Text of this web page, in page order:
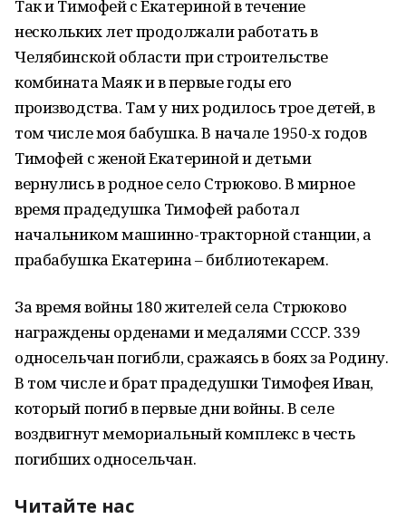
Так и Тимофей с Екатериной в течение
нескольких лет продолжали работать в
Челябинской области при строительстве
комбината Маяк и в первые годы его
производства. Там у них родилось трое детей, в
том числе моя бабушка. В начале 1950-х годов
Тимофей с женой Екатериной и детьми
вернулись в родное село Стрюково. В мирное
время прадедушка Тимофей работал
начальником машинно-тракторной станции, а
прабабушка Екатерина – библиотекарем.
За время войны 180 жителей села Стрюково
награждены орденами и медалями СССР. 339
односельчан погибли, сражаясь в боях за Родину.
В том числе и брат прадедушки Тимофея Иван,
который погиб в первые дни войны. В селе
воздвигнут мемориальный комплекс в честь
погибших односельчан.
Читайте нас